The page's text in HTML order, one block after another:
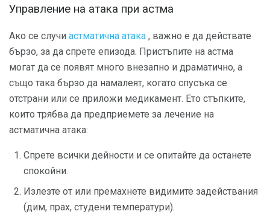
Управление на атака при астма
Ако се случи астматична атака , важно е да действате
бързо, за да спрете епизода. Пристъпите на астма
могат да се появят много внезапно и драматично, а
също така бързо да намалеят, когато спусъка се
отстрани или се приложи медикамент. Ето стъпките,
които трябва да предприемете за лечение на
астматична атака:
Спрете всички дейности и се опитайте да останете
спокойни.
Излезте от или премахнете видимите задействания
(дим, прах, студени температури).